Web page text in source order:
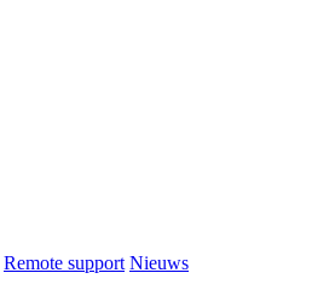
Remote support Nieuws